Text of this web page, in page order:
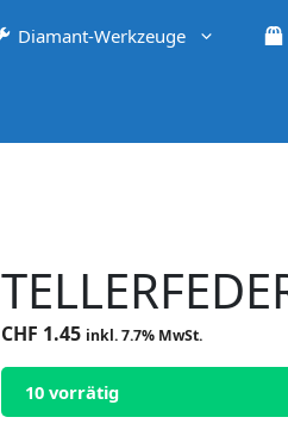
Diamant-Werkzeuge
CHF 1.45 inkl. 7.7% MwSt.
10 vorrätig